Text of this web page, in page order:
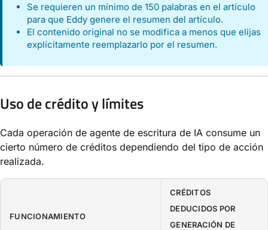
Se requieren un mínimo de 150 palabras en el artículo
para que Eddy genere el resumen del artículo.
El contenido original no se modifica a menos que elijas
explícitamente reemplazarlo por el resumen.
Uso de crédito y límites
Cada operación de agente de escritura de IA consume un
cierto número de créditos dependiendo del tipo de acción
realizada.
FUNCIONAMIENTO
CRÉDITOS
DEDUCIDOS POR
GENERACIÓN DE